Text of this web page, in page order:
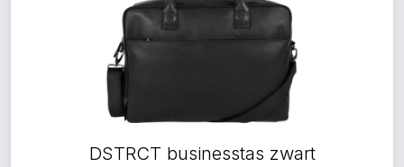
DSTRCT businesstas zwart